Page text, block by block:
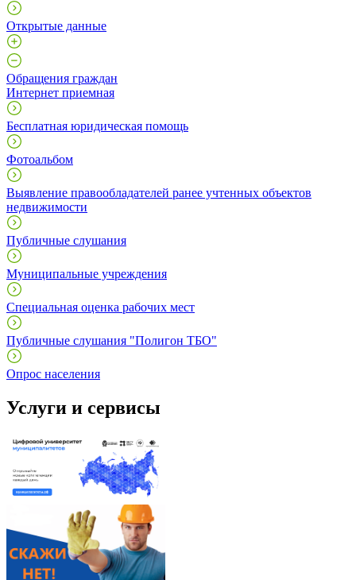
Открытые данные
Обращения граждан
Интернет приемная
Бесплатная юридическая помощь
Фотоальбом
Выявление правообладателей ранее учтенных объектов
недвижимости
Публичные слушания
Муниципальные учреждения
Специальная оценка рабочих мест
Публичные слушания "Полигон ТБО"
Опрос населения
Услуги и сервисы